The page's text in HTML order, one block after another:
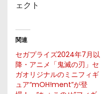
ェクト
関連
セガプライズ2024年7月以
降・アニメ「鬼滅の刃」セ
ガオリジナルのミニフィギ
ュア“mOH!ment”が登